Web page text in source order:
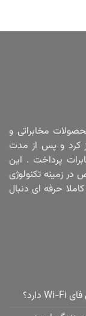
مخابراتی و
خود را آغاز کرد و پس از مدت
پرداخت . این
زمینه تکنولوژی
حرفه ای دنبال